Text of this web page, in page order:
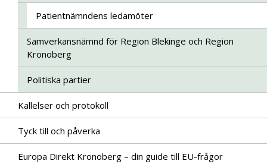
Patientnämndens ledamöter
Samverkansnämnd för Region Blekinge och Region
Kronoberg
Politiska partier
Kallelser och protokoll
Tyck till och påverka
Europa Direkt Kronoberg – din guide till EU-frågor